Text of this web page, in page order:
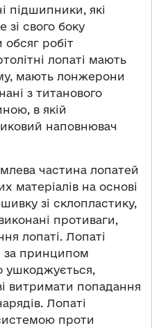
підшипники, які
свого боку
робіт
лопаті мають
мають лонжерони
з титанового
в якій
наповнювач
частина лопатей
матеріалів на основі
зі склопластику,
противаги,
лопаті. Лопаті
за принципом
ушкоджується,
витримати попадання
Лопаті
проти